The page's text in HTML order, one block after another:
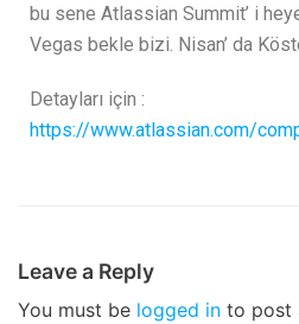
bu sene Atlassian Summit’ i
Vegas bekle bizi. Nisan’ da
Detayları için :
https://www.atlassian.com/
Leave a Reply
You must be logged in to post